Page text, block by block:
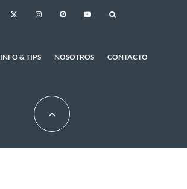
INFO & TIPS NOSOTROS CONTACTO